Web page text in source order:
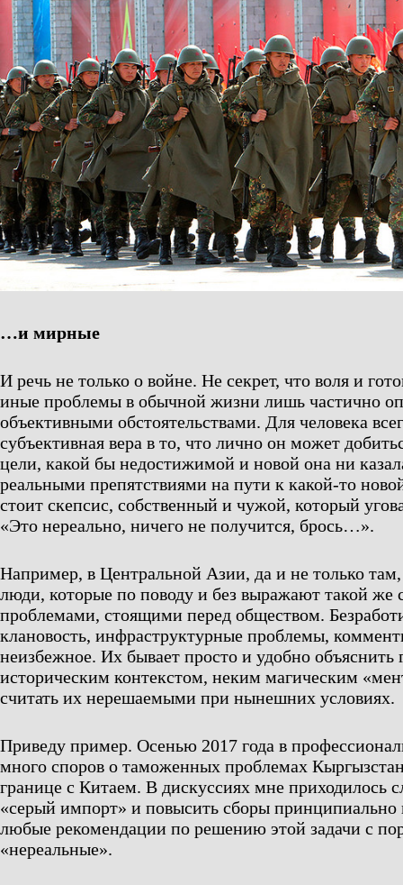
…и мирные
И речь не только о войне. Не секрет, что воля и
иные проблемы в обычной жизни лишь частично
объективными обстоятельствами. Для человека
субъективная вера в то, что лично он может
цели, какой бы недостижимой и новой она ни
реальными препятствиями на пути к какой-то
стоит скепсис, собственный и чужой, который
«Это нереально, ничего не получится, брось…».
Например, в Центральной Азии, да и не только там,
люди, которые по поводу и без выражают такой же
проблемами, стоящими перед обществом.
клановость, инфраструктурные проблемы,
неизбежное. Их бывает просто и удобно объяснить
историческим контекстом, неким магическим
считать их нерешаемыми при нынешних условиях.
Приведу пример. Осенью 2017 года в
много споров о таможенных проблемах
границе с Китаем. В дискуссиях мне приходилось
«серый импорт» и повысить сборы принципиально
любые рекомендации по решению этой задачи с
«нереальные».